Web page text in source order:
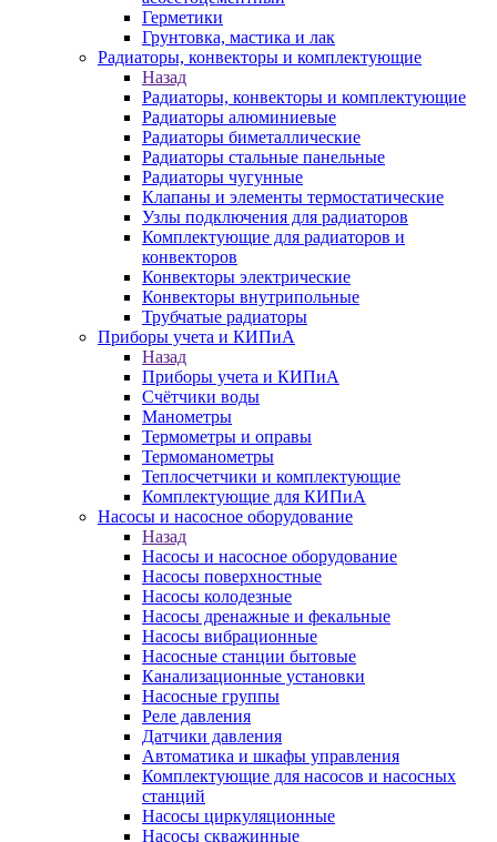
Герметики
Грунтовка, мастика и лак
Радиаторы, конвекторы и комплектующие
Назад
Радиаторы, конвекторы и комплектующие
Радиаторы алюминиевые
Радиаторы биметаллические
Радиаторы стальные панельные
Радиаторы чугунные
Клапаны и элементы термостатические
Узлы подключения для радиаторов
Комплектующие для радиаторов и
конвекторов
Конвекторы электрические
Конвекторы внутрипольные
Трубчатые радиаторы
Приборы учета и КИПиА
Назад
Приборы учета и КИПиА
Счётчики воды
Манометры
Термометры и оправы
Термоманометры
Теплосчетчики и комплектующие
Комплектующие для КИПиА
Насосы и насосное оборудование
Назад
Насосы и насосное оборудование
Насосы поверхностные
Насосы колодезные
Насосы дренажные и фекальные
Насосы вибрационные
Насосные станции бытовые
Канализационные установки
Насосные группы
Реле давления
Датчики давления
Автоматика и шкафы управления
Комплектующие для насосов и насосных
станций
Насосы циркуляционные
Насосы скважинные